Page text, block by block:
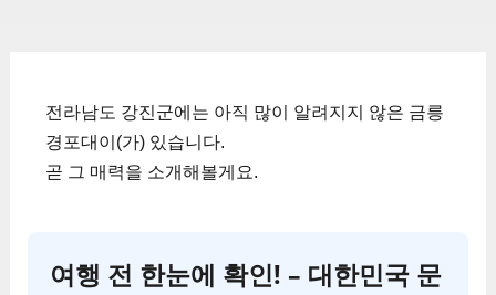
전라남도 강진군에는 아직 많이 알려지지 않은 금릉
경포대이(가) 있습니다.
곧 그 매력을 소개해볼게요.
여행 전 한눈에 확인! – 대한민국 문